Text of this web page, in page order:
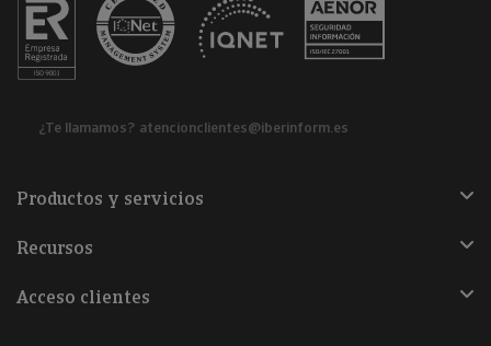
¿Te llamamos? atencionclientes@iberinform.es
Productos y servicios
Recursos
Acceso clientes